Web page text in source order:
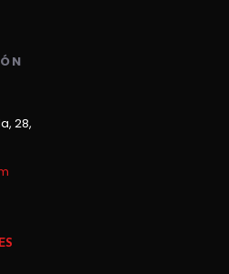
28,